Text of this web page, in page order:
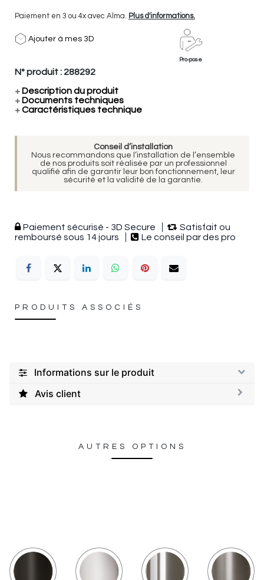
Paiement en 3 ou 4x avec Alma. Plus d'informations.
Ajouter à mes 3D
Pro-pose
N° produit : 288292
+ Description du produit
+ Documents techniques
+Caractéristiques technique
Conseil d’installation
Nous recommandons que l’installation de l’ensemble
de nos produits soit réalisée par un professionnel
qualifié afin de garantir leur bon fonctionnement, leur
sécurité et la validité de la garantie.
Paiement sécurisé - 3D Secure
Satisfait ou
remboursé sous 14 jours
Le conseil par des pro
PRODUITS ASSOCIÉS
Informations sur le produit
Avis client
AUTRES OPTIONS